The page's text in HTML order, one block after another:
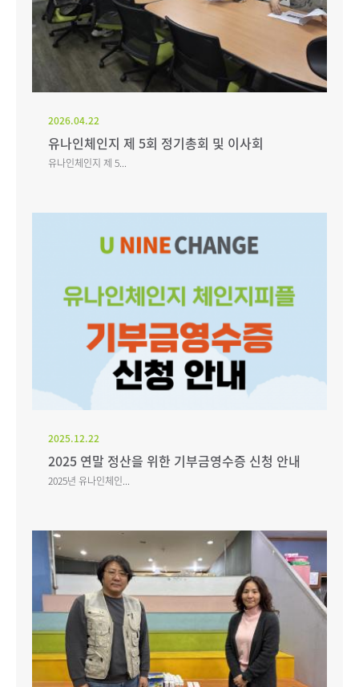
2026.04.22
유나인체인지 제 5회 정기총회 및 이사회
유나인체인지 제 5...
2025.12.22
2025 연말 정산을 위한 기부금영수증 신청 안내
2025년 유나인체인...